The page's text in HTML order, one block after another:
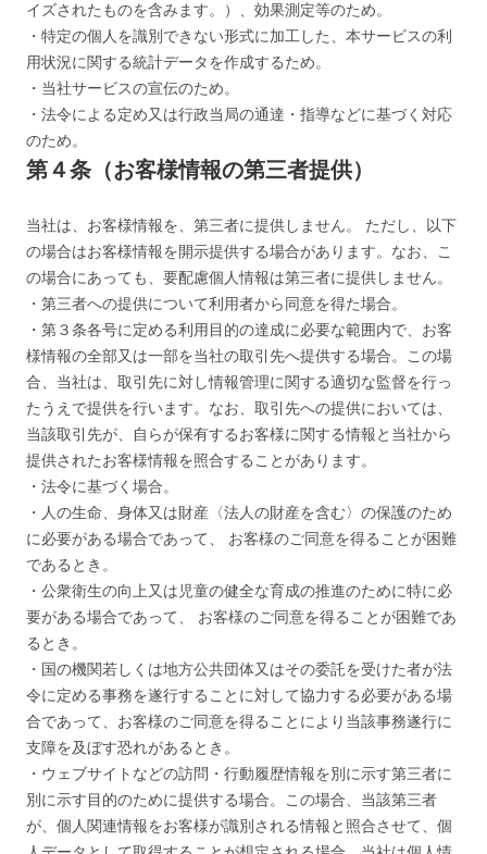
イズされたものを含みます。）、効果測定等のため。
・特定の個人を識別できない形式に加工した、本サービスの利
用状況に関する統計データを作成するため。
・当社サービスの宣伝のため。
・法令による定め又は行政当局の通達・指導などに基づく対応
のため。
第４条（お客様情報の第三者提供）
当社は、お客様情報を、第三者に提供しません。 ただし、以下
の場合はお客様情報を開示提供する場合があります。なお、こ
の場合にあっても、要配慮個人情報は第三者に提供しません。
・第三者への提供について利用者から同意を得た場合。
・第３条各号に定める利用目的の達成に必要な範囲内で、お客
様情報の全部又は一部を当社の取引先へ提供する場合。この場
合、当社は、取引先に対し情報管理に関する適切な監督を行っ
たうえで提供を行います。なお、取引先への提供においては、
当該取引先が、自らが保有するお客様に関する情報と当社から
提供されたお客様情報を照合することがあります。
・法令に基づく場合。
・人の生命、身体又は財産〈法人の財産を含む〉の保護のため
に必要がある場合であって、 お客様のご同意を得ることが困難
であるとき。
・公衆衛生の向上又は児童の健全な育成の推進のために特に必
要がある場合であって、 お客様のご同意を得ることが困難であ
るとき。
・国の機関若しくは地方公共団体又はその委託を受けた者が法
令に定める事務を遂行することに対して協力する必要がある場
合であって、お客様のご同意を得ることにより当該事務遂行に
支障を及ぼす恐れがあるとき。
・ウェブサイトなどの訪問・行動履歴情報を別に示す第三者に
別に示す目的のために提供する場合。この場合、当該第三者
が、個人関連情報をお客様が識別される情報と照合させて、個